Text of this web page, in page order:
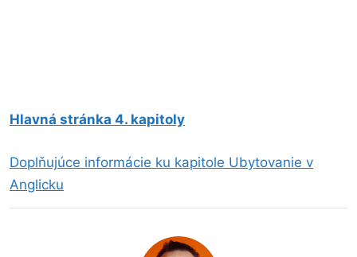
Hlavná stránka 4. kapitoly
Doplňujúce informácie ku kapitole Ubytovanie v
Anglicku